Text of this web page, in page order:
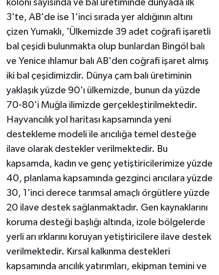
koloni sayısında ve bal üretiminde dünyada ilk
3'te, AB'de ise 1'inci sırada yer aldığının altını
çizen Yumaklı, 'Ülkemizde 39 adet coğrafi işaretli
bal çeşidi bulunmakta olup bunlardan Bingöl balı
ve Yenice ıhlamur balı AB'den coğrafi işaret almış
iki bal çeşidimizdir. Dünya çam balı üretiminin
yaklaşık yüzde 90'ı ülkemizde, bunun da yüzde
70-80'i Muğla ilimizde gerçekleştirilmektedir.
Hayvancılık yol haritası kapsamında yeni
destekleme modeli ile arıcılığa temel desteğe
ilave olarak destekler verilmektedir. Bu
kapsamda, kadın ve genç yetiştiricilerimize yüzde
40, planlama kapsamında gezginci arıcılara yüzde
30, 1'inci derece tarımsal amaçlı örgütlere yüzde
20 ilave destek sağlanmaktadır. Gen kaynaklarını
koruma desteği başlığı altında, izole bölgelerde
yerli arı ırklarını koruyan yetiştiricilere ilave destek
verilmektedir. Kırsal kalkınma destekleri
kapsamında arıcılık yatırımları, ekipman temini ve